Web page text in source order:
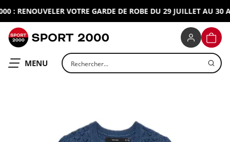
: RENOUVELER VOTRE GARDE DE ROBE DU 29 JUILLET AU 30
OUVRIR LE
MENU Rechercher un produit